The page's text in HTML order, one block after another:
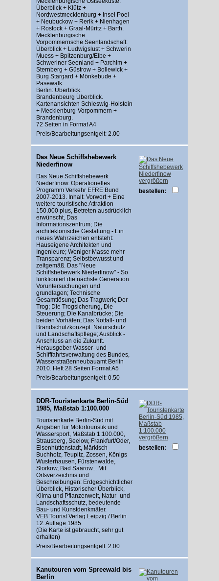
Überblick + Klütz +
Nordwestmecklenburg + Insel Poel
+ Neubuckow + Rerik + Nienhagen
+ Rostock + Graal-Müritz + Barth.
Mecklenburgische
Vorpommernsche Seenlandschaft:
Überblick + Ludwigslust + Schwerin
Muess + Bpitzenburg/Elbe +
Schweriner Seenland + Parchim +
Sternberg + Güstrow + Bollewick +
Burg Stargard + Mönkebude +
Pasewalk.
Berlin: Überblick.
Brandenbeurg Überblick.
Kartenansichten Schleswig-Holstein
+ Mecklenburg-Vorpommern +
Brandenburg.
72 Seiten in Format A4
Preis/Bearbeitungsentgelt: 2.00
Das Neue Schiffshebewerk
Niederfinow
Das Neue Schiffshebewerk
Niederfinow. Operationelles
Programm Verkehr EFRE Bund
2007-2013. Inhalt: Vorwort + Eine
weitere touristische Attraktion
150.000 plus, Betreten ausdrücklich
erwünscht, Das
Informationszentrum; Die
architektonische Gestaltung - Ein
neues Wahrzeichen entsteht:
Hauseigene Architekten und
Ingenieure; Weniger Masse mehr
Transparenz; Selbstbewusst und
zeitgemäß. Das "Neue
Schiffshebewerk Niederfinow" - So
funktioniert die nächste Generation:
Voruntersuchungen und
grundlagen; Technische
Gesamtlösung; Das Tragwerk; Der
Trog; Die Trogsicherung, Die
Steuerung; Die Kanalbrücke; Die
beiden Vorhäfen; Das Notfall- und
Brandschutzkonzept. Naturschutz
und Landschaftspflege; Ausblick -
Anschluss an die Zukunft.
Herausgeber Wasser- und
Schifffahrtsverwaltung des Bundes,
Wasserstraßenneubauamt Berlin
2010. Heft 28 Seiten Format A5
Preis/Bearbeitungsentgelt: 0.50
vergrößern
bestellen:
DDR-Touristenkarte Berlin-Süd
1985, Maßstab 1:100.000
Touristenkarte Berlin-Süd mit
Angaben für Motortouristik und
Wassersport, Maßstab 1:100.000,
Strausberg, Seelow, Frankfurt/Oder,
Eisenhüttenstadt, Märkisch
Buchholz, Teupitz, Zossen, Königs
Wusterhausen, Fürstenwalde,
Storkow, Bad Saarow... Mit
Ortsverzeichnis und
Beschreibungen: Erdgeschichtlicher
Überblick, Historischer Überblick,
Klima und Pflanzenwelt, Natur- und
Landschaftsschutz, bedeutende
Bau- und Kunstdenkmäler.
VEB Tourist Verlag Leipzig / Berlin
12. Auflage 1985
(Die Karte ist gebraucht, sehr gut
erhalten)
Preis/Bearbeitungsentgelt: 2.00
vergrößern
bestellen:
Kanutouren vom Spreewald bis
Berlin